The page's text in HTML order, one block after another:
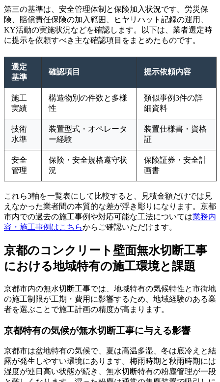
第三の基準は、安全管理体制と保険加入状況です。労災保
険、賠償責任保険の加入範囲、ヒヤリハット記録の運用、
KY活動の実施状況などを確認します。以下は、業者選定時
に提示を依頼すべき主な確認項目をまとめたものです。
選定
基準
確認項目 提示依頼内容
施工
実績
構造物別の件数と多様
性
類似事例3件の詳
細資料
技術
水準
装置型式・オペレータ
ー経験
装置仕様書・資格
証
安全
管理
保険・安全規格遵守状
況
保険証券・安全計
画書
これら3軸を一覧表にして比較すると、見積金額だけでは見
えなかった業者間の本質的な差が浮き彫りになります。京都
市内での過去の施工事例や対応可能な工法については業務内
容・施工事例はこちらからご確認いただけます。
京都のコンクリート壁面無水切断工事
における地域特有の施工環境と課題
京都市内の無水切断工事では、地域特有の気候特性と市街地
の施工制限が工期・費用に影響するため、地域経験のある業
者を選ぶことで施工計画の精度が高まります。
京都特有の気候が無水切断工事に与える影響
京都市は盆地特有の気候で、夏は高温多湿、冬は底冷えと結
露が発生しやすい環境にあります。梅雨時期と秋雨時期には
湿度が連日高い状態が続き、無水切断特有の粉塵管理が一段